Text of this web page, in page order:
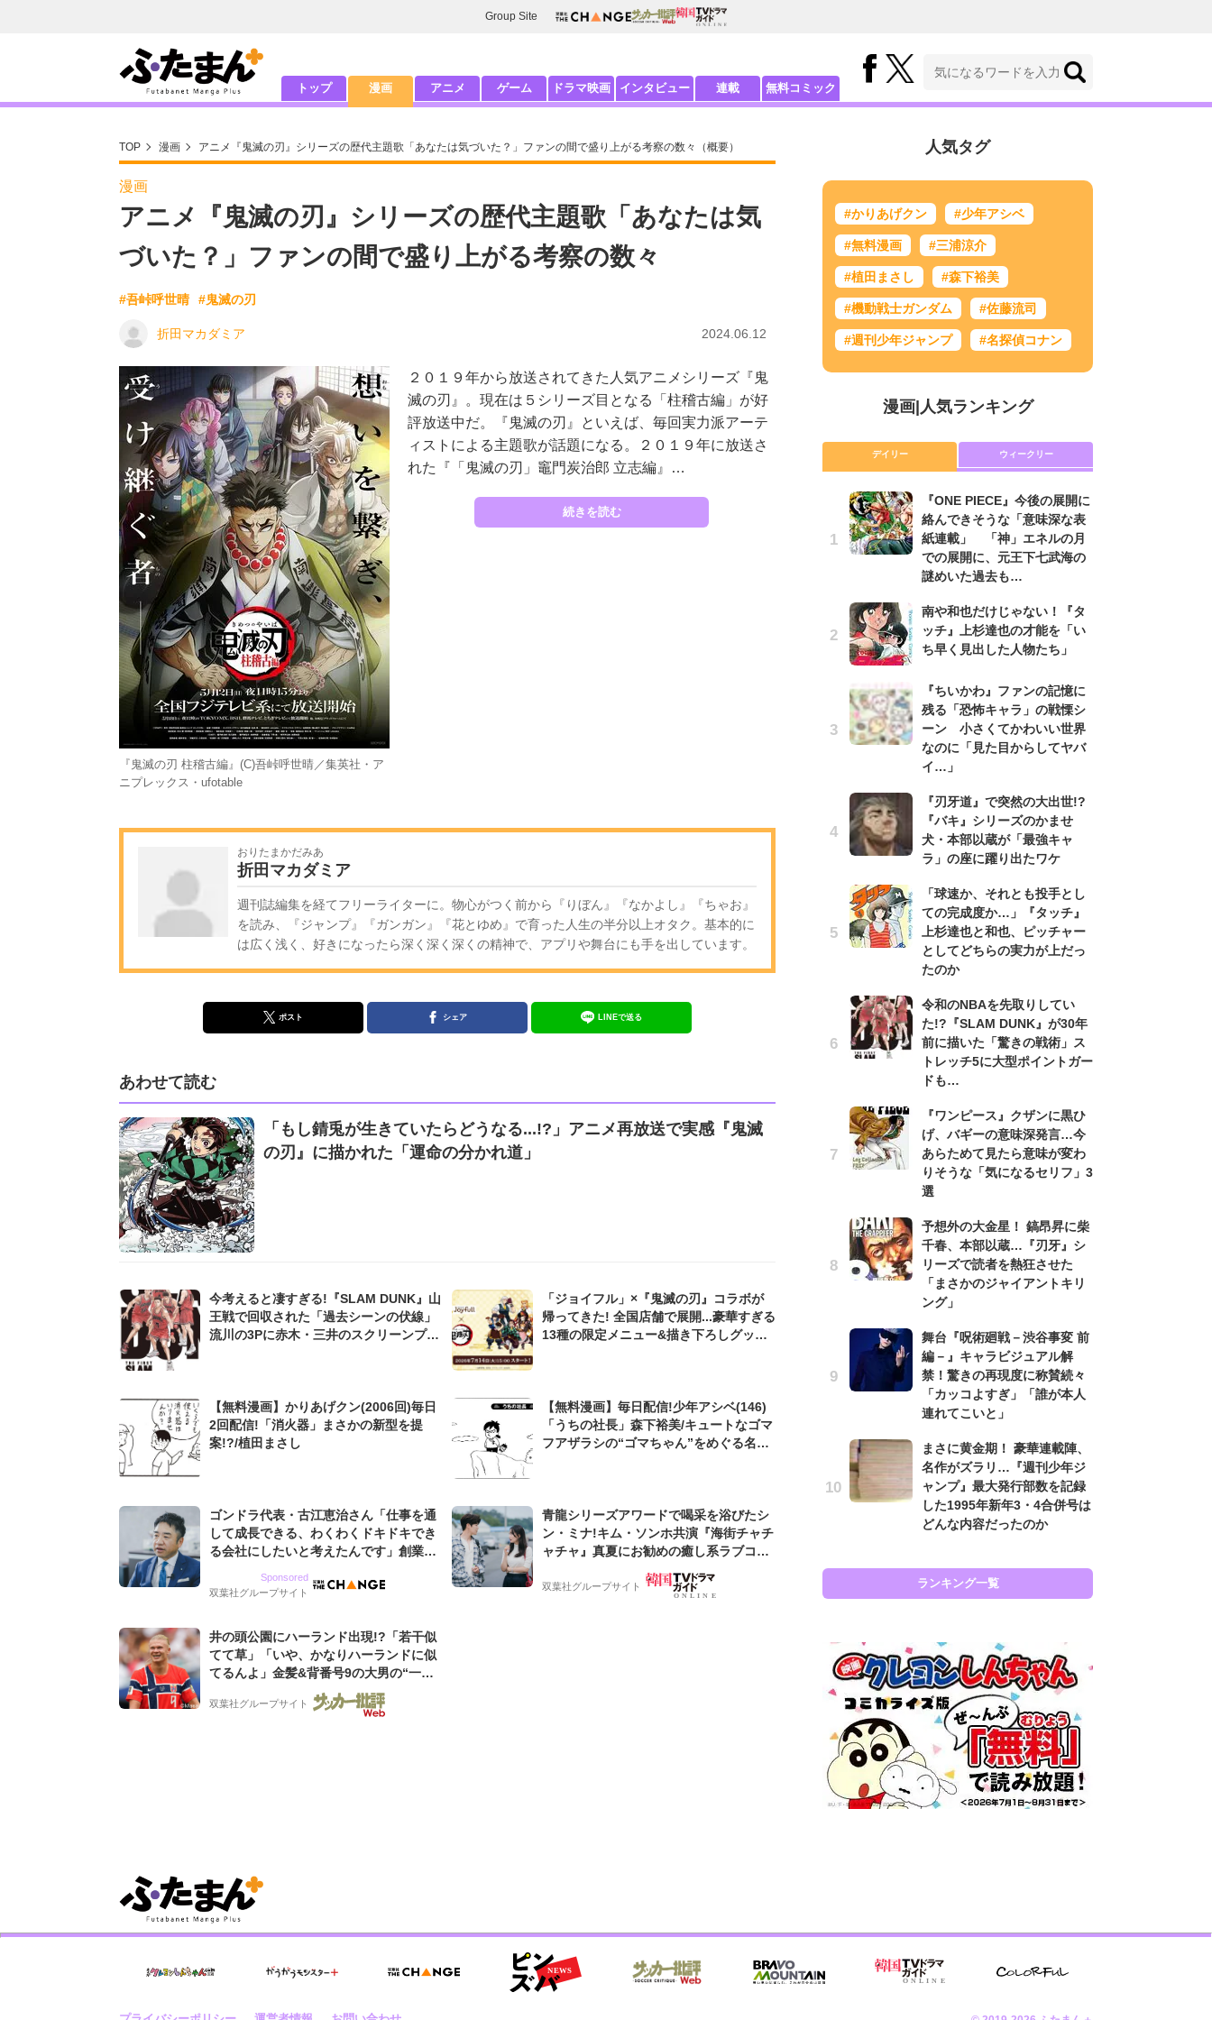
Group Site
トップ 漫画 アニメ ゲーム ドラマ映画 インタビュー 連載 無料コミック
TOP 漫画 アニメ『鬼滅の刃』シリーズの歴代主題歌「あなたは気づいた？」ファンの間で盛り上がる考察の数々（概要）
漫画
アニメ『鬼滅の刃』シリーズの歴代主題歌「あなたは気
づいた？」ファンの間で盛り上がる考察の数々
#吾峠呼世晴 #鬼滅の刃
折田マカダミア 2024.06.12
『鬼滅の刃 柱稽古編』(C)吾峠呼世晴／集英社・ア
ニプレックス・ufotable
２０１９年から放送されてきた人気アニメシリーズ『鬼
滅の刃』。現在は５シリーズ目となる「柱稽古編」が好
評放送中だ。『鬼滅の刃』といえば、毎回実力派アーテ
ィストによる主題歌が話題になる。２０１９年に放送さ
れた『「鬼滅の刃」竈門炭治郎 立志編』…
続きを読む
おりたまかだみあ
折田マカダミア
週刊誌編集を経てフリーライターに。物心がつく前から『りぼん』『なかよし』『ちゃお』
を読み、『ジャンプ』『ガンガン』『花とゆめ』で育った人生の半分以上オタク。基本的に
は広く浅く、好きになったら深く深く深くの精神で、アプリや舞台にも手を出しています。
ポスト シェア LINEで送る
あわせて読む
「もし錆兎が生きていたらどうなる...!?」アニメ再放送で実感『鬼滅
の刃』に描かれた「運命の分かれ道」
今考えると凄すぎる!『SLAM DUNK』山
王戦で回収された「過去シーンの伏線」
流川の3Pに赤木・三井のスクリーンプレ
「ジョイフル」×『鬼滅の刃』コラボが
帰ってきた! 全国店舗で展開...豪華すぎる
13種の限定メニュー&描き下ろしグッズ
【無料漫画】かりあげクン(2006回)毎日
2回配信!「消火器」まさかの新型を提
案!?/植田まさし
【無料漫画】毎日配信!少年アシベ(146)
「うちの社長」森下裕美/キュートなゴマ
フアザラシの“ゴマちゃん”をめぐる名作
ゴンドラ代表・古江恵治さん「仕事を通
して成長できる、わくわくドキドキでき
る会社にしたいと考えたんです」創業来
グ会社のアイデンティティ
Sponsored
双葉社グループサイト
青龍シリーズアワードで喝采を浴びたシ
ン・ミナ!キム・ソンホ共演『海街チャチ
ャチャ』真夏にお勧めの癒し系ラブコメ!
双葉社グループサイト
井の頭公園にハーランド出現!?「若干似
てて草」「いや、かなりハーランドに似
てるんよ」金髪&背番号9の大男の“一人
バイキング・ロー”映像が話題!「元気を
もらった」
双葉社グループサイト
人気タグ
#かりあげクン #少年アシベ
#無料漫画 #三浦涼介
#植田まさし #森下裕美
#機動戦士ガンダム #佐藤流司
#週刊少年ジャンプ #名探偵コナン
漫画| 人気ランキング
デイリー ウィークリー
『ONE PIECE』今後の展開に
絡んできそうな「意味深な表
紙連載」 「神」エネルの月
での展開に、元王下七武海の
謎めいた過去も…
南や和也だけじゃない！『タ
ッチ』上杉達也の才能を「い
ち早く見出した人物たち」
『ちいかわ』ファンの記憶に
残る「恐怖キャラ」の戦慄シ
ーン 小さくてかわいい世界
なのに「見た目からしてヤバ
イ…」
『刃牙道』で突然の大出世!?
『バキ』シリーズのかませ
犬・本部以蔵が「最強キャ
ラ」の座に躍り出たワケ
「球速か、それとも投手とし
ての完成度か…」『タッチ』
上杉達也と和也、ピッチャー
としてどちらの実力が上だっ
たのか
令和のNBAを先取りしてい
た!?『SLAM DUNK』が30年
前に描いた「驚きの戦術」ス
トレッチ5に大型ポイントガー
ドも…
『ワンピース』クザンに黒ひ
げ、バギーの意味深発言…今
あらためて見たら意味が変わ
りそうな「気になるセリフ」3
選
予想外の大金星！ 鎬昂昇に柴
千春、本部以蔵…『刃牙』シ
リーズで読者を熱狂させた
「まさかのジャイアントキリ
ング」
舞台『呪術廻戦－渋谷事変 前
編－』キャラビジュアル解
禁！驚きの再現度に称賛続々
「カッコよすぎ」「誰が本人
連れてこいと」
まさに黄金期！ 豪華連載陣、
名作がズラリ…『週刊少年ジ
ャンプ』最大発行部数を記録
した1995年新年3・4合併号は
どんな内容だったのか
ランキング一覧